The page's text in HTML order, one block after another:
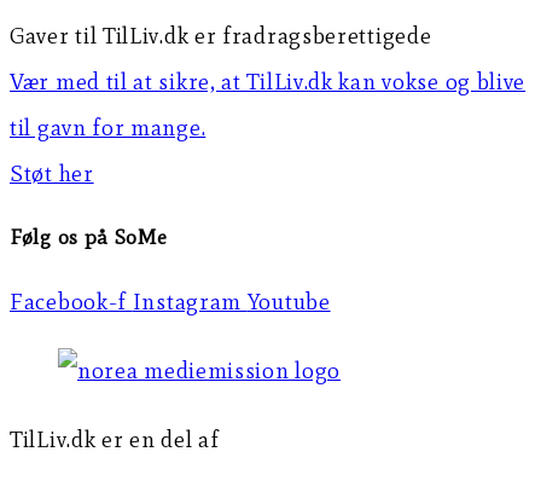
Gaver til TilLiv.dk er fradragsberettigede
Vær med til at sikre, at TilLiv.dk kan vokse og blive
til gavn for mange.
Støt her
Følg os på SoMe
Facebook-f Instagram Youtube
TilLiv.dk er en del af